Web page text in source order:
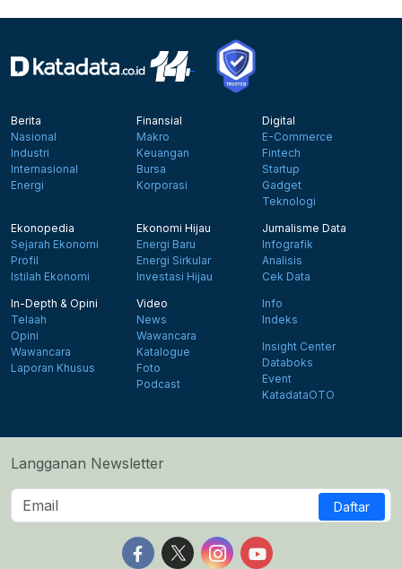
Berita
Nasional
Industri
Internasional
Energi
Finansial
Makro
Keuangan
Bursa
Korporasi
Digital
E-Commerce
Fintech
Startup
Gadget
Teknologi
Ekonopedia
Sejarah Ekonomi
Profil
Istilah Ekonomi
Ekonomi Hijau
Energi Baru
Energi Sirkular
Investasi Hijau
Jurnalisme Data
Infografik
Analisis
Cek Data
In-Depth & Opini
Telaah
Opini
Wawancara
Laporan Khusus
Video
News
Wawancara
Katalogue
Foto
Podcast
Info
Indeks
Insight Center
Databoks
Event
KatadataOTO
Langganan Newsletter
Daftar
Follow us on Facebook
Follow us on X
Follow us on Instagram
Follow us on